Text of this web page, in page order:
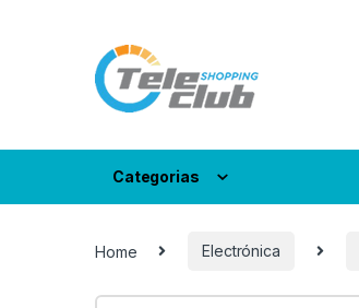
Categorias
Home Electrónica